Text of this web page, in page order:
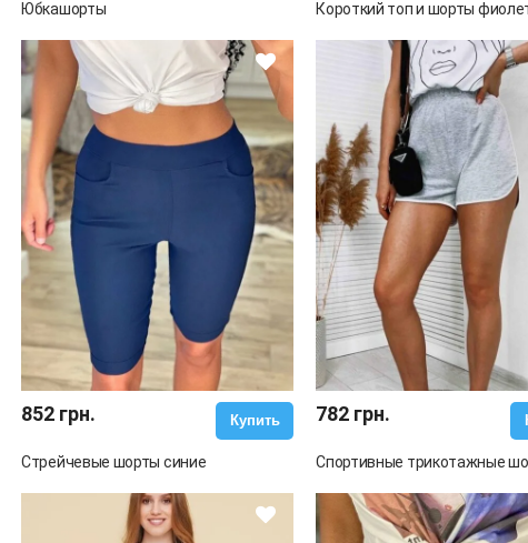
Юбкашорты Короткий топ и шорты
852 грн. Купить
Стрейчевые шорты синие
782 грн.
Спортивные трикотажные